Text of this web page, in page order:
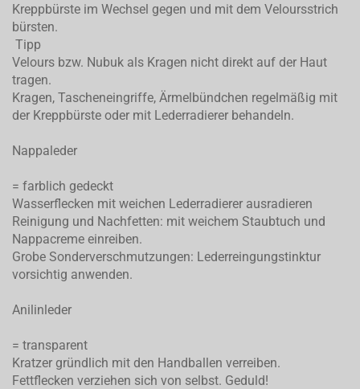
Kreppbürste im Wechsel gegen und mit dem Veloursstrich
bürsten.
Tipp
Velours bzw. Nubuk als Kragen nicht direkt auf der Haut
tragen.
Kragen, Tascheneingriffe, Ärmelbündchen regelmäßig mit
der Kreppbürste oder mit Lederradierer behandeln.
Nappaleder
= farblich gedeckt
Wasserflecken mit weichen Lederradierer ausradieren
Reinigung und Nachfetten: mit weichem Staubtuch und
Nappacreme einreiben.
Grobe Sonderverschmutzungen: Lederreingungstinktur
vorsichtig anwenden.
Anilinleder
= transparent
Kratzer gründlich mit den Handballen verreiben.
Fettflecken verziehen sich von selbst. Geduld!